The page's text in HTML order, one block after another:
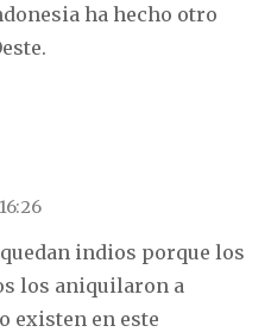
ha hecho otro
indios porque los
los aniquilaron a
existen en este